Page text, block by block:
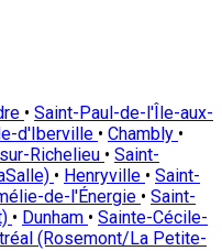
• Saint-Paul-de-l'Île-aux-
d'Iberville • Chambly •
Richelieu • Saint-
• Henryville • Saint-
de-l'Énergie • Saint-
• Dunham • Sainte-Cécile-
(Rosemont/La Petite-